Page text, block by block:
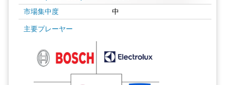
市場集中度 中
主要プレーヤー